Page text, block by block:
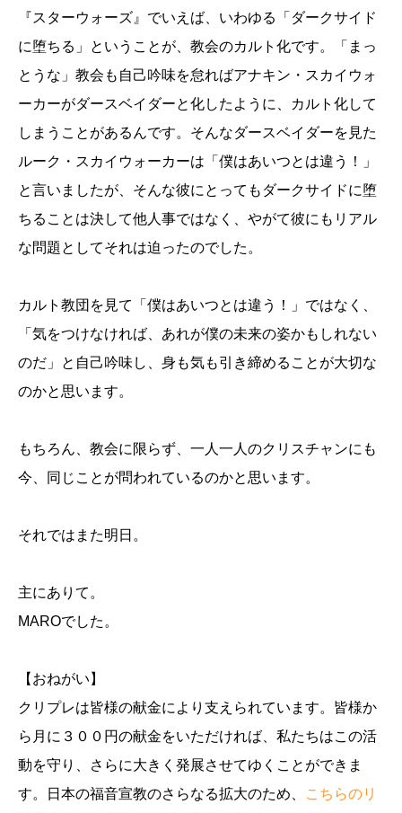
『スターウォーズ』でいえば、いわゆる「ダークサイド
に堕ちる」ということが、教会のカルト化です。「まっ
とうな」教会も自己吟味を怠ればアナキン・スカイウォ
ーカーがダースベイダーと化したように、カルト化して
しまうことがあるんです。そんなダースベイダーを見た
ルーク・スカイウォーカーは「僕はあいつとは違う！」
と言いましたが、そんな彼にとってもダークサイドに堕
ちることは決して他人事ではなく、やがて彼にもリアル
な問題としてそれは迫ったのでした。
カルト教団を見て「僕はあいつとは違う！」ではなく、
「気をつけなければ、あれが僕の未来の姿かもしれない
のだ」と自己吟味し、身も気も引き締めることが大切な
のかと思います。
もちろん、教会に限らず、一人一人のクリスチャンにも
今、同じことが問われているのかと思います。
それではまた明日。
主にありて。
MAROでした。
【おねがい】
クリプレは皆様の献金により支えられています。皆様か
ら月に３００円の献金をいただければ、私たちはこの活
動を守り、さらに大きく発展させてゆくことができま
す。日本の福音宣教のさらなる拡大のため、
こちらのリ